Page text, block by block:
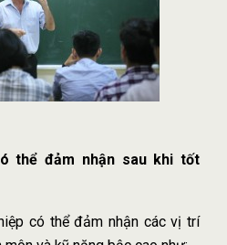
thể đảm nhận sau khi tốt
có thể đảm nhận các vị trí